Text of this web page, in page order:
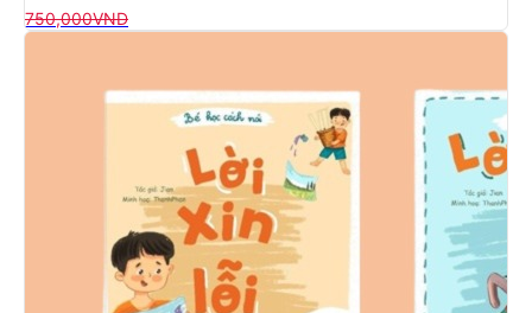
750,000VND